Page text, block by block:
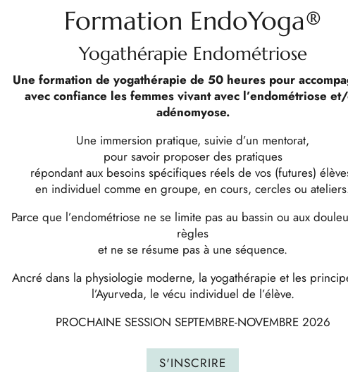
Formation EndoYoga®
Yogathérapie Endométriose
Une formation de yogathérapie de 50 heures pour
avec confiance les femmes vivant avec l’endométriose
adénomyose.
Une immersion pratique, suivie d’un mentorat,
pour savoir proposer des pratiques
répondant aux besoins spécifiques réels de vos (futures)
en individuel comme en groupe, en cours, cercles ou
Parce que l’endométriose ne se limite pas au bassin ou aux
règles
et ne se résume pas à une séquence.
Ancré dans la physiologie moderne, la yogathérapie et les
l’Ayurveda, le vécu individuel de l’élève.
PROCHAINE SESSION SEPTEMBRE-NOVEMBRE 2026
S'INSCRIRE